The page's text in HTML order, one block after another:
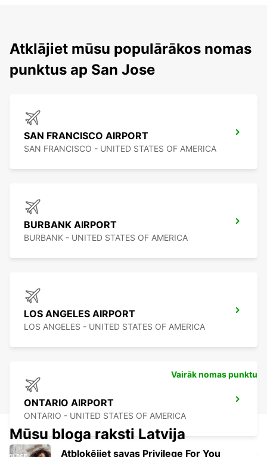
Atklājiet mūsu populārākos nomas
punktus ap San Jose
SAN FRANCISCO AIRPORT
SAN FRANCISCO - UNITED STATES OF AMERICA
BURBANK AIRPORT
BURBANK - UNITED STATES OF AMERICA
LOS ANGELES AIRPORT
LOS ANGELES - UNITED STATES OF AMERICA
ONTARIO AIRPORT
ONTARIO - UNITED STATES OF AMERICA
Vairāk nomas punktu
Mūsu bloga raksti Latvija
Atbloķējiet savas Privilege For You